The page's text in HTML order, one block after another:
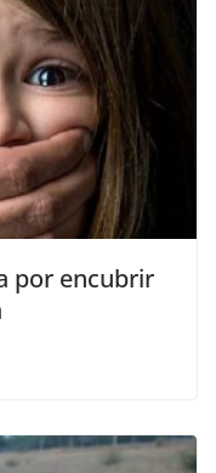
por encubrir